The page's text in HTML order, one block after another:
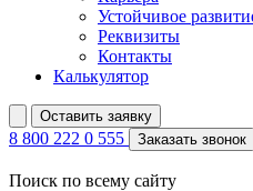
Устойчивое
Реквизиты
Контакты
Калькулятор
Оставить заявку
8 800 222 0 555 Заказать звонок
Поиск по всему сайту